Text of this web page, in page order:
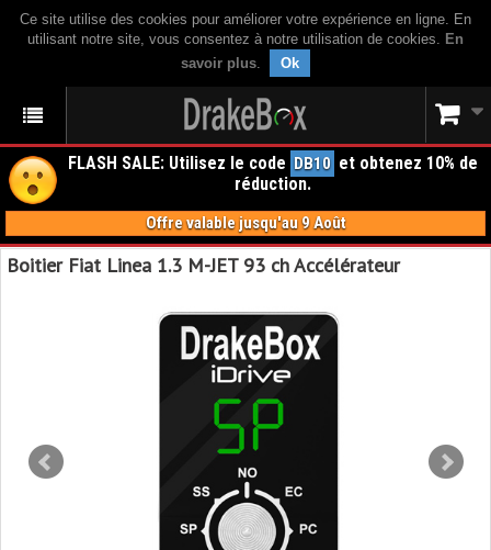
Ce site utilise des cookies pour améliorer votre expérience en ligne. En
utilisant notre site, vous consentez à notre utilisation de cookies. En
savoir plus. Ok
FLASH SALE: Utilisez le code DB10 et obtenez 10% de
réduction.
Offre valable jusqu'au 9 Août
Boitier Fiat Linea 1.3 M-JET 93 ch Accélérateur